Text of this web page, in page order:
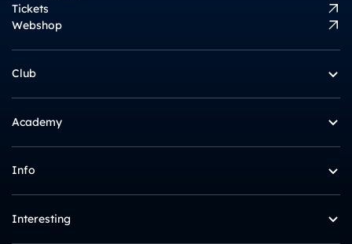
Tickets
Webshop
Club
Academy
Info
Interesting